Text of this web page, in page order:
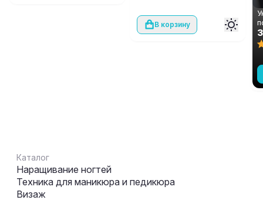
В корзину
Каталог
Наращивание ногтей
Техника для маникюра и педикюра
Визаж